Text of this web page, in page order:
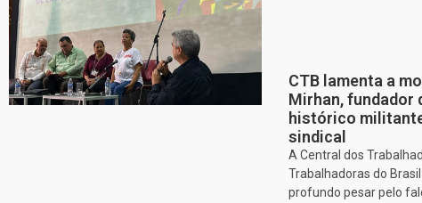
CTB lamenta a
Mirhan, fundador
histórico
sindical
A Central dos
Trabalhadoras do
profundo pesar pelo